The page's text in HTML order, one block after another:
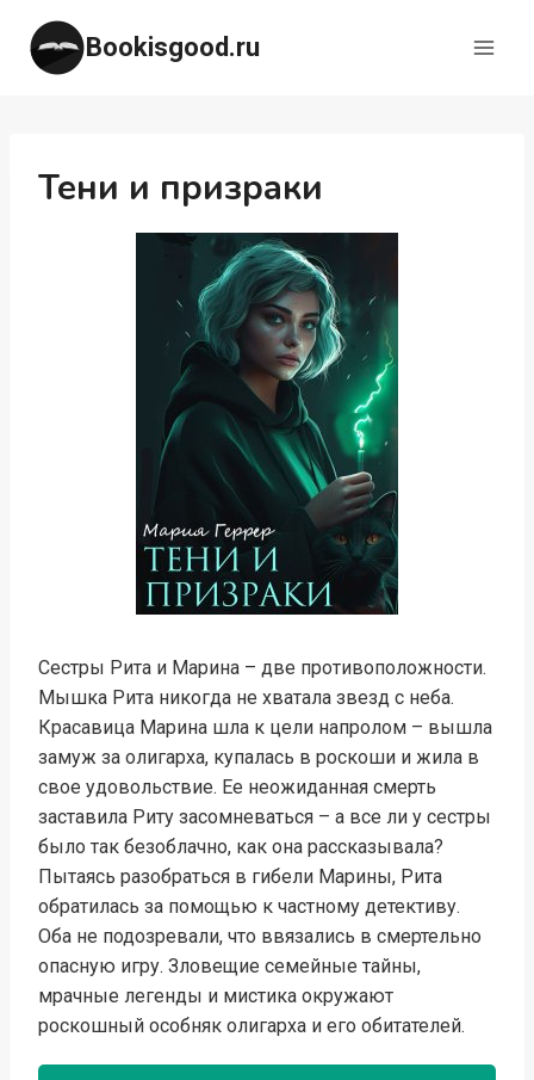
Перейти
содержимому
Bookisgood.ru
Тени и призраки
Сестры Рита и Марина – две противоположности.
Мышка Рита никогда не хватала звезд с неба.
Красавица Марина шла к цели напролом – вышла
замуж за олигарха, купалась в роскоши и жила в
свое удовольствие. Ее неожиданная смерть
заставила Риту засомневаться – а все ли у сестры
было так безоблачно, как она рассказывала?
Пытаясь разобраться в гибели Марины, Рита
обратилась за помощью к частному детективу.
Оба не подозревали, что ввязались в смертельно
опасную игру. Зловещие семейные тайны,
мрачные легенды и мистика окружают
роскошный особняк олигарха и его обитателей.